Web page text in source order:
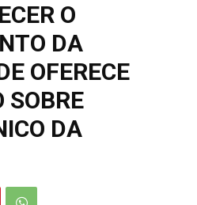
O
DA
OFERECE
SOBRE
DA